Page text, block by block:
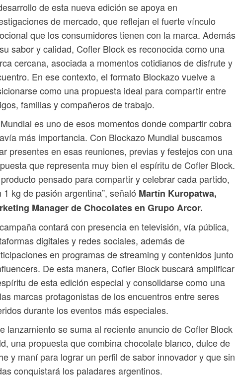
de esta nueva edición se apoya en
de mercado, que reflejan el fuerte vínculo
que los consumidores tienen con la marca. Además
sabor y calidad, Cofler Block es reconocida como una
cercana, asociada a momentos cotidianos de disfrute y
En ese contexto, el formato Blockazo vuelve a
como una propuesta ideal para compartir entre
familias y compañeros de trabajo.
es uno de esos momentos donde compartir cobra
más importancia. Con Blockazo Mundial buscamos
presentes en esas reuniones, previas y festejos con una
que representa muy bien el espíritu de Cofler Block.
pensado para compartir y celebrar cada partido,
1 kg de pasión argentina”, señaló Martín Kuropatwa,
Manager de Chocolates en Grupo Arcor.
contará con presencia en televisión, vía pública,
digitales y redes sociales, además de
en programas de streaming y contenidos junto
De esta manera, Cofler Block buscará amplificar
de esta edición especial y consolidarse como una
marcas protagonistas de los encuentros entre seres
durante los eventos más especiales.
lanzamiento se suma al reciente anuncio de Cofler Block
una propuesta que combina chocolate blanco, dulce de
y maní para lograr un perfil de sabor innovador y que sin
conquistará los paladares argentinos.